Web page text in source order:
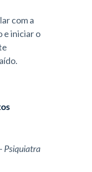
com a
e iniciar o
Psiquiatra